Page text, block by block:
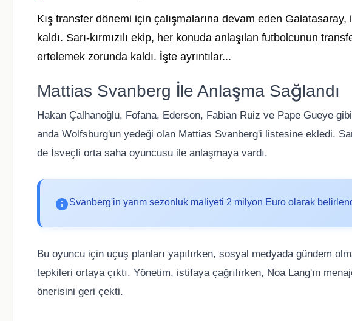
Kış transfer dönemi için çalışmalarına devam eden Galatasaray,
kaldı. Sarı-kırmızılı ekip, her konuda anlaşılan futbolcunun
ertelemek zorunda kaldı. İşte ayrıntılar...
Mattias Svanberg İle Anlaşma Sağlandı
Hakan Çalhanoğlu, Fofana, Ederson, Fabian Ruiz ve Pape Gueye
anda Wolfsburg'un yedeği olan Mattias Svanberg'i listesine ekledi.
de İsveçli orta saha oyuncusu ile anlaşmaya vardı.
Svanberg'in yarım sezonluk maliyeti 2 milyon Euro olarak
Bu oyuncu için uçuş planları yapılırken, sosyal medyada gündem
tepkileri ortaya çıktı. Yönetim, istifaya çağrılırken, Noa Lang'ın
önerisini geri çekti.